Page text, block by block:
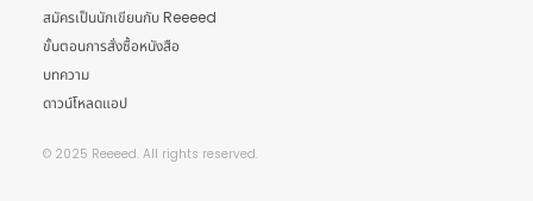
สมัครเป็นนักเขียนกับ Reeeed
ขั้นตอนการสั่งซื้อหนังสือ
บทความ
ดาวน์โหลดแอป
© 2025 Reeeed. All rights reserved.